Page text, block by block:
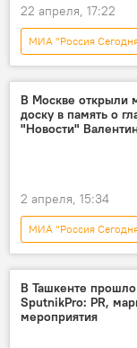
22 апреля, 17:22
МИА "Россия
Образование
медиа
В Москве открыли
доску в память о
"Новости"
2 апреля, 15:34
МИА "Россия
Россия
дипломат
Мария Захарова
В Ташкенте
SputnikPro: PR,
мероприятия